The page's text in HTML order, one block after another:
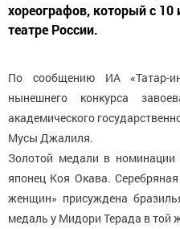
хореографов, который с
театре России.
По сообщению ИА «Татар-
нынешнего конкурса
академического
Мусы Джалиля.
Золотой медали в
японец Коя Окава.
женщин» присуждена
медаль у Мидори Терада в той